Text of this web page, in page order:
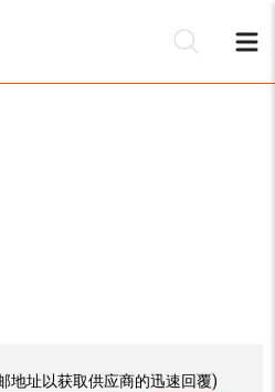
地址以获取供应商的迅速回覆)